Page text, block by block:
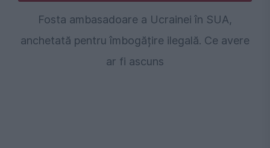
Fosta ambasadoare a Ucrainei în SUA,
anchetată pentru îmbogățire ilegală. Ce avere
ar fi ascuns